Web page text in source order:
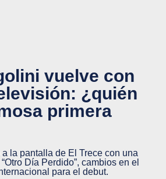
vuelve con
¿quién
primera
la pantalla de El Trece con una
Día Perdido”, cambios en el
para el debut.